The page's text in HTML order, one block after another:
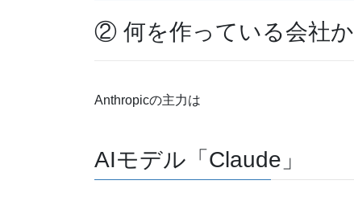
② 何を作っている会社か
Anthropicの主力は
AIモデル「Claude」